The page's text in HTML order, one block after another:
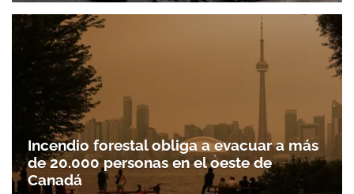
Incendio forestal obliga a evacuar a más
de 20.000 personas en el oeste de
Canadá